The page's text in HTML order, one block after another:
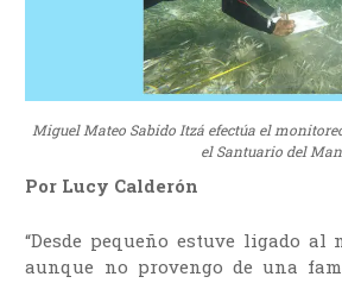
Miguel Mateo Sabido Itzá efectúa el
el Santuario del
Por Lucy Calderón
“Desde pequeño estuve ligado
aunque no provengo de una